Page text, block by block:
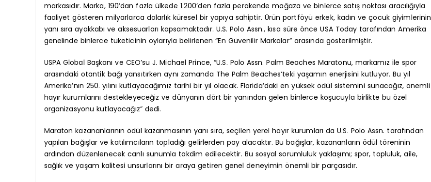
markasıdır. Marka, 190’dan fazla ülkede 1.200’den fazla perakende mağaza ve binlerce satış noktası aracılığıyla
faaliyet gösteren milyarlarca dolarlık küresel bir yapıya sahiptir. Ürün portföyü erkek, kadın ve çocuk giyimlerinin
yanı sıra ayakkabı ve aksesuarları kapsamaktadır. U.S. Polo Assn., kısa süre önce USA Today tarafından Amerika
genelinde binlerce tüketicinin oylarıyla belirlenen “En Güvenilir Markalar” arasında gösterilmiştir.
USPA Global Başkanı ve CEO’su J. Michael Prince, “U.S. Polo Assn. Palm Beaches Maratonu, markamız ile spor
arasındaki otantik bağı yansıtırken aynı zamanda The Palm Beaches’teki yaşamın enerjisini kutluyor. Bu yıl
Amerika’nın 250. yılını kutlayacağımız tarihi bir yıl olacak. Florida’daki en yüksek ödül sistemini sunacağız, önemli
hayır kurumlarını destekleyeceğiz ve dünyanın dört bir yanından gelen binlerce koşucuyla birlikte bu özel
organizasyonu kutlayacağız” dedi.
Maraton kazananlarının ödül kazanmasının yanı sıra, seçilen yerel hayır kurumları da U.S. Polo Assn. tarafından
yapılan bağışlar ve katılımcıların topladığı gelirlerden pay alacaktır. Bu bağışlar, kazananların ödül töreninin
ardından düzenlenecek canlı sunumla takdim edilecektir. Bu sosyal sorumluluk yaklaşımı; spor, topluluk, aile,
sağlık ve yaşam kalitesi unsurlarını bir araya getiren genel deneyimin önemli bir parçasıdır.